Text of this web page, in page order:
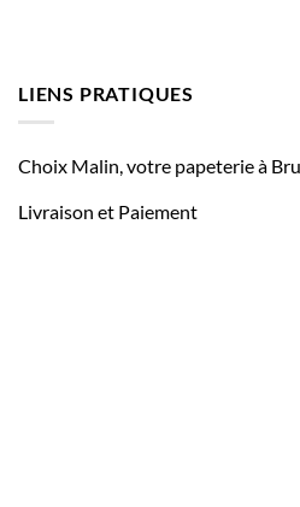
LIENS PRATIQUES
Choix Malin, votre papeterie à
Livraison et Paiement